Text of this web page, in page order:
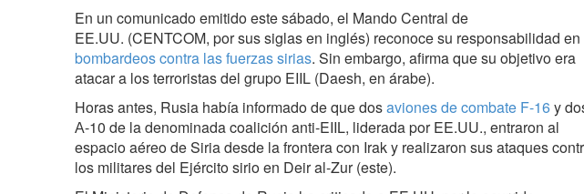
En un comunicado emitido este sábado, el Mando Central de
EE.UU. (CENTCOM, por sus siglas en inglés) reconoce su responsabilidad en
bombardeos contra las fuerzas sirias. Sin embargo, afirma que su objetivo era
atacar a los terroristas del grupo EIIL (Daesh, en árabe).
Horas antes, Rusia había informado de que dosaviones de combate F-16y
А-10 de la denominada coalición anti-EIIL, liderada por EE.UU., entraron al
espacio aéreo de Siria desde la frontera con Irak y realizaron sus ataques
los militares del Ejército sirio en Deir al-Zur (este).